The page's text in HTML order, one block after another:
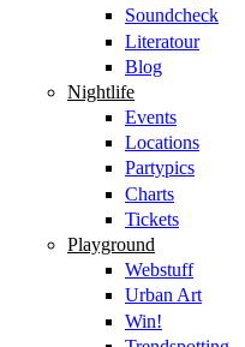
Soundcheck
Literatour
Blog
Nightlife
Events
Locations
Partypics
Charts
Tickets
Playground
Webstuff
Urban Art
Win!